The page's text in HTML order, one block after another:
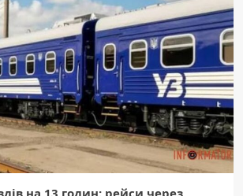
на 13 годин: рейси через